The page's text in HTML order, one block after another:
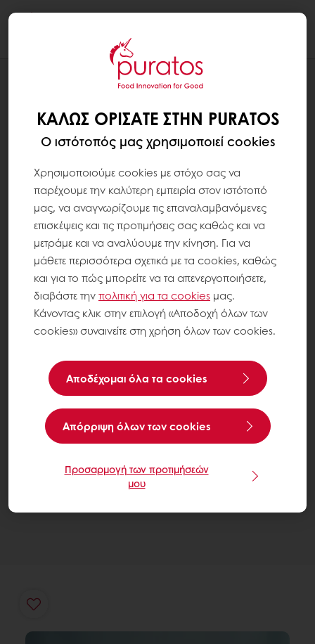
ΣΥΝΤΑΓΕΣ
ΚΑΛΏΣ ΟΡΊΣΑΤΕ ΣΤΗΝ PURATOS
Ο ιστότοπός μας χρησιμοποιεί cookies
Χρησιμοποιούμε cookies με στόχο σας να
παρέχουμε την καλύτερη εμπειρία στον ιστότοπό
μας, να αναγνωρίζουμε τις επαναλαμβανόμενες
επισκέψεις και τις προτιμήσεις σας καθώς και να
μετράμε και να αναλύουμε την κίνηση. Για να
μάθετε περισσότερα σχετικά με τα cookies, καθώς
και για το πώς μπορείτε να τα απενεργοποιήσετε,
διαβάστε τηνπολιτική για τα cookies μας.
Κάνοντας κλικ στην επιλογή «Αποδοχή όλων των
cookies» συναινείτε στη χρήση όλων των cookies.
Αποδέχομαι όλα τα cookies
Aπόρριψη όλων των cookies
Προσαρμογή των προτιμήσεών
μου